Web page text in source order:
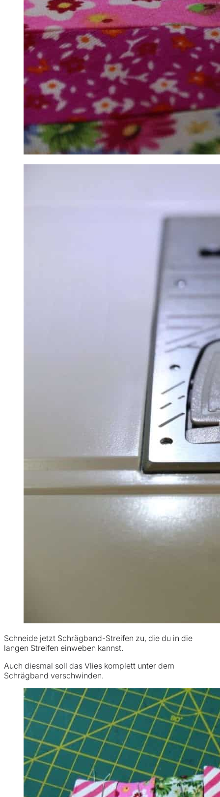
Schneide jetzt Schrägband-Streifen zu, die du in die
langen Streifen einweben kannst.
Auch diesmal soll das Vlies komplett unter dem
Schrägband verschwinden.